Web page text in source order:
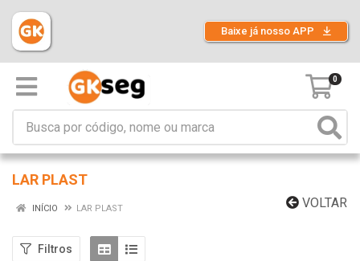
Baixe já nosso APP
0
LAR PLAST
VOLTAR
INÍCIO LAR PLAST
Filtros